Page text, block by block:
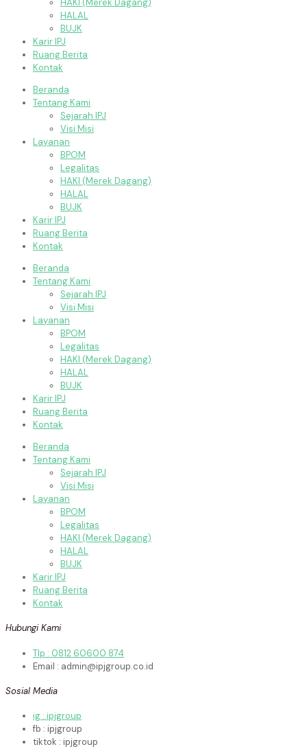
HAKI (Merek Dagang)
HALAL
BUJK
Karir IPJ
Ruang Berita
Kontak
Beranda
Tentang Kami
Sejarah IPJ
Visi Misi
Layanan
BPOM
Legalitas
HAKI (Merek Dagang)
HALAL
BUJK
Karir IPJ
Ruang Berita
Kontak
Beranda
Tentang Kami
Sejarah IPJ
Visi Misi
Layanan
BPOM
Legalitas
HAKI (Merek Dagang)
HALAL
BUJK
Karir IPJ
Ruang Berita
Kontak
Beranda
Tentang Kami
Sejarah IPJ
Visi Misi
Layanan
BPOM
Legalitas
HAKI (Merek Dagang)
HALAL
BUJK
Karir IPJ
Ruang Berita
Kontak
Hubungi Kami
Tlp : 0812 60600 874
Email : admin@ipjgroup.co.id
Sosial Media
ig : ipjgroup
fb : ipjgroup
tiktok : ipjgroup